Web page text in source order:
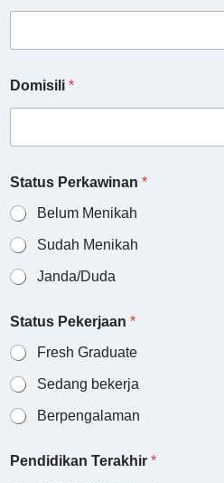
Domisili *
Status Perkawinan *
Belum Menikah
Sudah Menikah
Janda/Duda
Status Pekerjaan *
Fresh Graduate
Sedang bekerja
Berpengalaman
Pendidikan Terakhir *